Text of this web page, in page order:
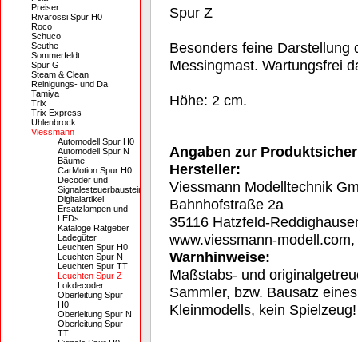
Preiser
Rivarossi Spur H0
Roco
Schuco
Seuthe
Sommerfeldt
Spur G
Steam & Clean
Reinigungs- und Da
Tamiya
Trix
Trix Express
Uhlenbrock
Viessmann
Automodell Spur H0
Automodell Spur N
Bäume
CarMotion Spur H0
Decoder und
Signalesteuerbausteine
Digitalartikel
Ersatzlampen und
LEDs
Kataloge Ratgeber
Ladegüter
Leuchten Spur H0
Leuchten Spur N
Leuchten Spur TT
Leuchten Spur Z
Lokdecoder
Oberleitung Spur
H0
Oberleitung Spur N
Oberleitung Spur
TT
Spur Z
Besonders feine Darstellung
Messingmast. Wartungsfrei
Höhe: 2 cm.
Angaben zur
Hersteller:
Viessmann Modelltechnik
Bahnhofstraße 2a
35116 Hatzfeld-
www.viessmann-modell.com,
Warnhinweise:
Maßstabs- und
Sammler, bzw. Bausatz
Kleinmodells, kein Spielzeug!